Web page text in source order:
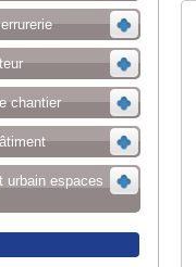
chantier
urbain espaces